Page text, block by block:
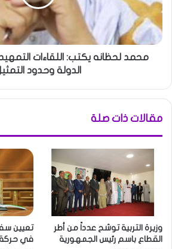
محمد لحظانه يكتب: اللقاءات
الدولة وحدود
مقالات ذات صلة
وزيرة التربية توشح عدداً من أطر
القطاع باسم رئيس الجمهورية
تعيين
في حركة